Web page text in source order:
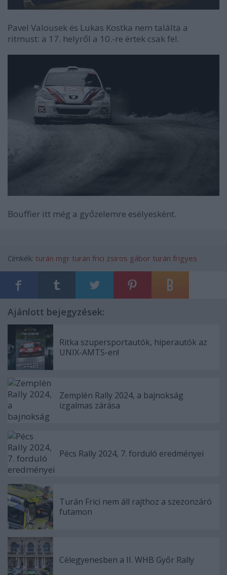
Pavel Valousek és Lukas Kostka nem találta a
ritmust: a 17. helyről a 10.-re értek csak fel.
Bouffier itt még a győzelemre esélyesként.
Címkék: turán mgr turán frici zsiros gábor turán frigyes
Ajánlott bejegyzések:
Ritka szupersportautók, hiperautók az
UNIX-AMTS-en!
Zemplén Rally 2024, a bajnokság
izgalmas zárása
Pécs Rally 2024, 7. forduló eredményei
Turán Frici nem áll rajthoz a szezonzáró
futamon
Célegyenesben a II. WHB Győr Rally